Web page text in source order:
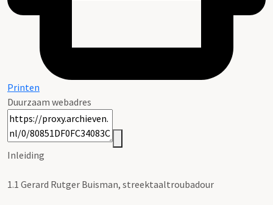
Printen
Duurzaam webadres
Inleiding
1.1 Gerard Rutger Buisman, streektaaltroubadour